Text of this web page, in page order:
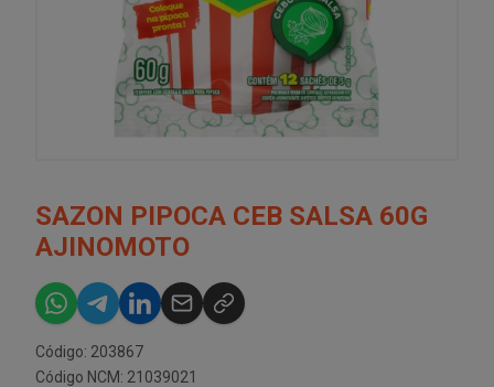
SAZON PIPOCA CEB SALSA 60G
AJINOMOTO
Código: 203867
Código NCM: 21039021